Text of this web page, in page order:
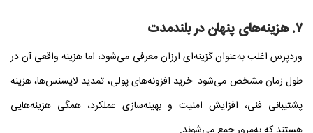
۷. هزینه‌های پنهان در بلندمدت
وردپرس اغلب به‌عنوان گزینه‌ای ارزان معرفی می‌شود، اما هزینه واقعی آن در
طول زمان مشخص می‌شود. خرید افزونه‌های پولی، تمدید لایسنس‌ها، هزینه
پشتیبانی فنی، افزایش امنیت و بهینه‌سازی عملکرد، همگی هزینه‌هایی